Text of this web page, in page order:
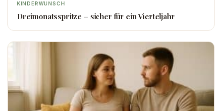
KINDERWUNSCH
Dreimonatsspritze – sicher für ein Vierteljahr